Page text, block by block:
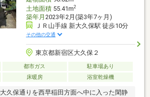
土地面積55.41m2
築年月 2023年2月(築3年7ヶ月)
ＪＲ山手線 新大久保駅 徒歩10分
その他の交通
東京都新宿区大久保２
都市ガス
駐車場あり
床暖房 浴室乾燥機
久保通りを西早稲田方面へ中に入った閑静